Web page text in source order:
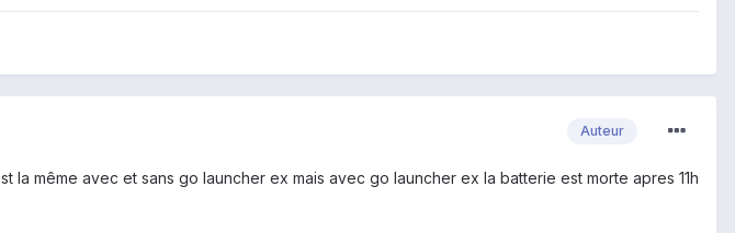
Auteur
la même avec et sans go launcher ex mais avec go launcher ex la batterie est morte apres 11h